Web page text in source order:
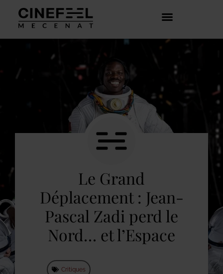
Le Grand
Déplacement : Jean-
Pascal Zadi perd le
Nord… et l’Espace
Critiques